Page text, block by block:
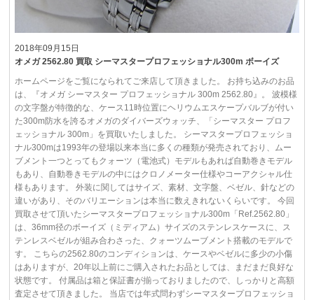
2018年09月15日
オメガ 2562.80 買取 シーマスタープロフェッショナル300m ボーイズ
ホームページをご覧になられてご来店して頂きました。 お持ち込みのお品
は、『オメガ シーマスター プロフェッショナル 300m 2562.80』。 波模様
の文字盤が特徴的な、ケース11時位置にヘリウムエスケープバルブが付い
た300m防水を誇るオメガのダイバーズウォッチ、「シーマスター プロフ
ェッショナル 300m」を買取いたしました。 シーマスタープロフェッショ
ナル300mは1993年の登場以来本当に多くの種類が発売されており、ムー
ブメント一つとってもクォーツ（電池式）モデルもあれば自動巻きモデル
もあり、自動巻きモデルの中にはクロノメーター仕様やコーアクシャル仕
様もあります。 外装に関してはサイズ、素材、文字盤、ベゼル、針などの
違いがあり、そのバリエーションは本当に数えきれないくらいです。 今回
買取させて頂いたシーマスタープロフェッショナル300m「Ref.2562.80」
は、36mm径のボーイズ（ミディアム）サイズのステンレスケースに、ス
テンレスベゼルが組み合わさった、クォーツムーブメント搭載のモデルで
す。 こちらの2562.80のコンディションは、ケースやベゼルに多少の小傷
はありますが、20年以上前にご購入されたお品としては、まだまだ良好な
状態です。 付属品は箱と保証書が揃っておりましたので、しっかりと高額
査定させて頂きました。 当店では年式問わずシーマスタープロフェッショ